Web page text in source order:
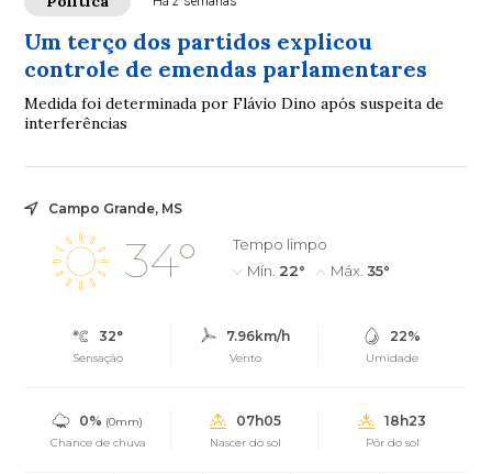
Um terço dos partidos explicou
controle de emendas parlamentares
Medida foi determinada por Flávio Dino após suspeita de
interferências
Campo Grande, MS
34°
Tempo limpo
Mín. 22° Máx. 35°
32°
Sensação
7.96km/h
Vento
22%
Umidade
0% (0mm)
Chance de chuva
07h05
Nascer do sol
18h23
Pôr do sol